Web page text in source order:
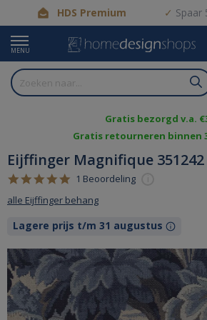
HDS Premium Spaar
MENU
Gratis bezorgd v.a.
Gratis retourneren binnen
Eijffinger Magnifique 351242
5.0
rating
1 Beoordeling
alle Eijffinger behang
Lagere prijs t/m 31 augustus